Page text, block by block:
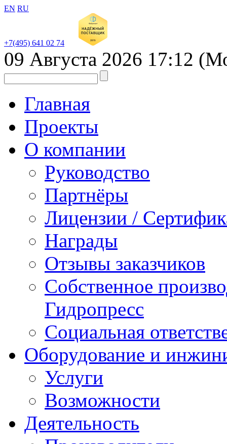
EN RU
+7(495) 641 02 74
09 Августа 2026 17:12
Главная
Проекты
О компании
Руководство
Партнёры
Лицензии /
Награды
Отзывы заказчиков
Собственное
Гидропресс
Социальная
Оборудование и
Услуги
Возможности
Деятельность